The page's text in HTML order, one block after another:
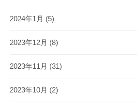
2024年1月 (5)
2023年12月 (8)
2023年11月 (31)
2023年10月 (2)